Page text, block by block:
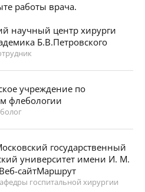
работы врача.
научный центр хирурги
Б.В.Петровского
учреждение по
флебологии
государственный
университет имени И. М.
сайтМаршрут
госпитальной хирургии